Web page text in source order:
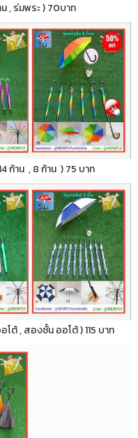
, ร่มพระ ) 70บาท
ก้าน , 8 ก้าน ) 75 บาท
ต้ , สองชั้น ออโต้ ) 115 บาท